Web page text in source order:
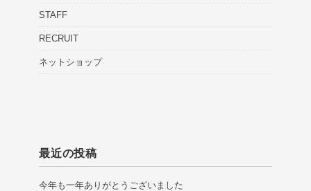
STAFF
RECRUIT
ネットショップ
最近の投稿
今年も一年ありがとうございました